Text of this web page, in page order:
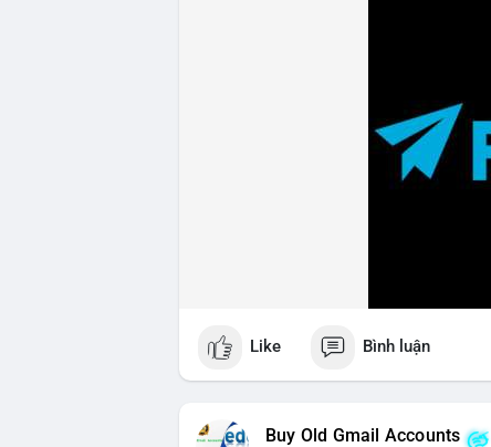
Like Bình luận
Buy Old Gmail Accounts